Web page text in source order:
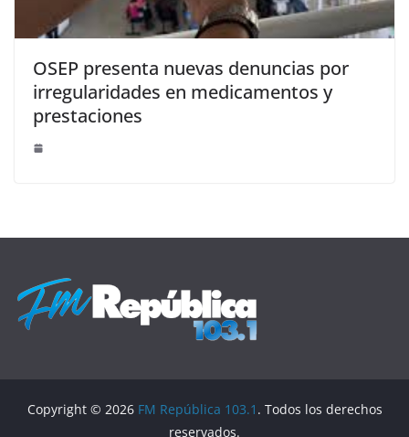
OSEP presenta nuevas denuncias por
irregularidades en medicamentos y
prestaciones
Copyright © 2026 FM República 103.1 . Todos los derechos
reservados.